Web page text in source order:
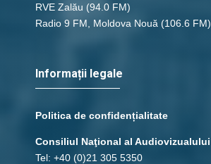
RVE Zalău (94.0 FM)
Radio 9 FM, Moldova Nouă (106.6 FM)
Informații legale
Politica de confidențialitate
Consiliul Naţional al Audiovizualului
Tel: +40 (0)21 305 5350